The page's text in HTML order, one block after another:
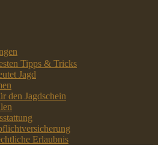
Tipps & Tricks
Jagd
den Jagdschein
Erlaubnis